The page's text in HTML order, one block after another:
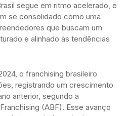
segue em ritmo acelerado, e
se consolidado como uma
que buscam um
e alinhado às tendências
o franchising brasileiro
registrando um crescimento
anterior, segundo a
(ABF). Esse avanço